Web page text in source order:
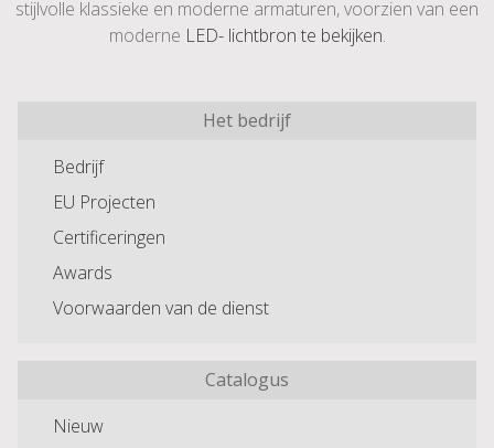
stijlvolle klassieke en moderne armaturen, voorzien van een
moderne LED- lichtbron te bekijken.
Het bedrijf
Bedrijf
EU Projecten
Certificeringen
Awards
Voorwaarden van de dienst
Catalogus
Nieuw